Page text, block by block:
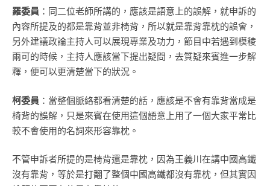
羅委員 ：同二位老師所講的，應該是語意上的誤解，就申訴的
內容所提及的都是靠背並非椅背，所以就是靠背靠枕的誤會，
另外建議政論主持人可以展現專業及功力，節目中若遇到模稜
兩可的時候，主持人應該當下提出疑問，去質疑來賓進一步解
釋，便可以更清楚當下的狀況。
柯委員 ：當整個脈絡都看清楚的話，應該是不會有靠背當成是
椅背的誤解，只是來賓在使用這個語意上用了一個大家平常比
較不會使用的名詞來形容靠枕。
不管申訴者所提的是椅背還是靠枕，因為王義川在講中國高鐵
沒有靠背，等於是打翻了整個中國高鐵都沒有靠枕，但其實因